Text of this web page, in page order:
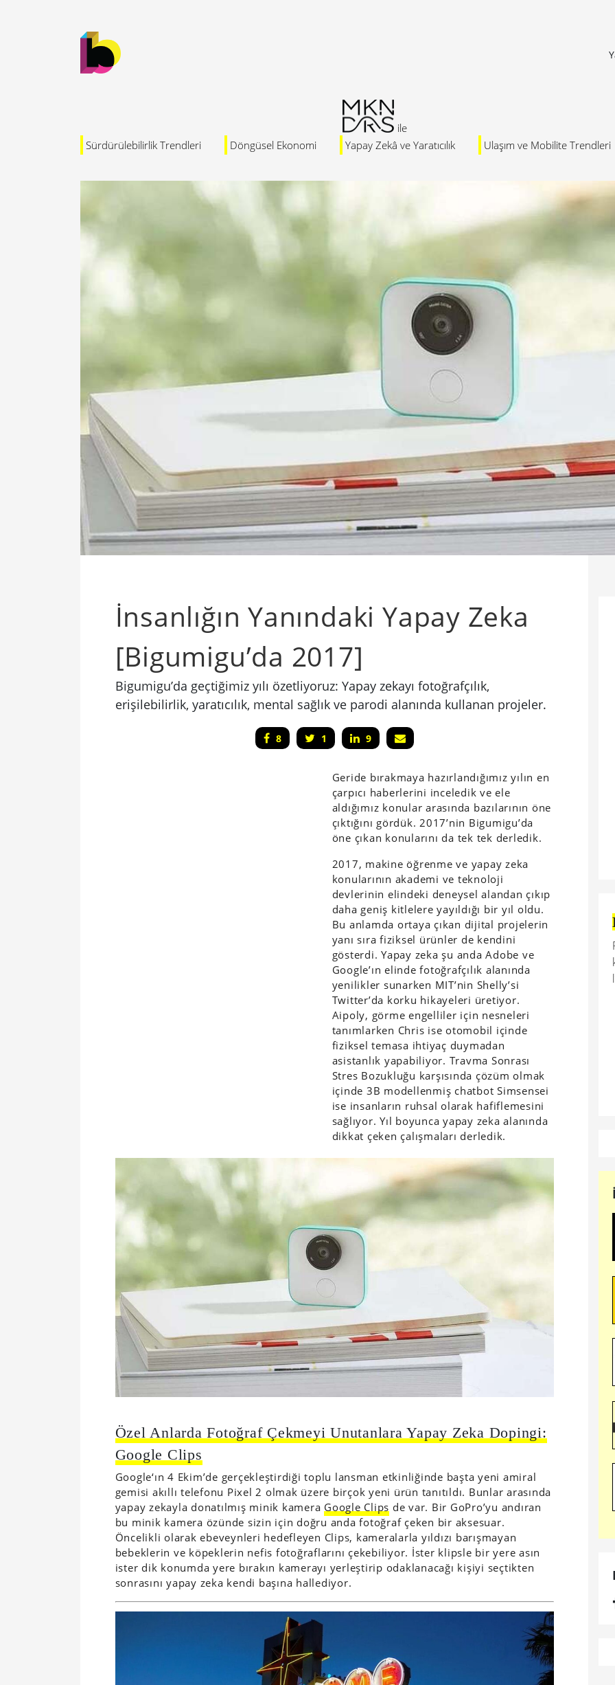
Sürdürülebilirlik Trendleri Döngüsel Ekonomi Yapay Zekâ ve Yaratıcılık Ulaşım ve Mobilite Trendleri
İnsanlığın Yanındaki Yapay Zeka
[Bigumigu’da 2017]
Bigumigu’da geçtiğimiz yılı özetliyoruz: Yapay zekayı fotoğrafçılık,
erişilebilirlik, yaratıcılık, mental sağlık ve parodi alanında kullanan projeler.
8 1 9
Geride bırakmaya hazırlandığımız yılın en
çarpıcı haberlerini inceledik ve ele
aldığımız konular arasında bazılarının öne
çıktığını gördük. 2017’nin Bigumigu’da
öne çıkan konularını da tek tek derledik.
2017, makine öğrenme ve yapay zeka
konularının akademi ve teknoloji
devlerinin elindeki deneysel alandan çıkıp
daha geniş kitlelere yayıldığı bir yıl oldu.
Bu anlamda ortaya çıkan dijital projelerin
yanı sıra fiziksel ürünler de kendini
gösterdi. Yapay zeka şu anda Adobe ve
Google’ın elinde fotoğrafçılık alanında
yenilikler sunarken MIT’nin Shelly’si
Twitter’da korku hikayeleri üretiyor.
Aipoly, görme engelliler için nesneleri
tanımlarken Chris ise otomobil içinde
fiziksel temasa ihtiyaç duymadan
asistanlık yapabiliyor. Travma Sonrası
Stres Bozukluğu karşısında çözüm olmak
içinde 3B modellenmiş chatbot Simsensei
ise insanların ruhsal olarak hafiflemesini
sağlıyor. Yıl boyunca yapay zeka alanında
dikkat çeken çalışmaları derledik.
Özel Anlarda Fotoğraf Çekmeyi Unutanlara Yapay Zeka Dopingi:
Google Clips
Google‘ın 4 Ekim’de gerçekleştirdiği toplu lansman etkinliğinde başta yeni amiral
gemisi akıllı telefonu Pixel 2 olmak üzere birçok yeni ürün tanıtıldı. Bunlar arasında
yapay zekayla donatılmış minik kamera Google Clips de var. Bir GoPro’yu andıran
bu minik kamera özünde sizin için doğru anda fotoğraf çeken bir aksesuar.
Öncelikli olarak ebeveynleri hedefleyen Clips, kameralarla yıldızı barışmayan
bebeklerin ve köpeklerin nefis fotoğraflarını çekebiliyor. İster klipsle bir yere asın
ister dik konumda yere bırakın kamerayı yerleştirip odaklanacağı kişiyi seçtikten
sonrasını yapay zeka kendi başına hallediyor.